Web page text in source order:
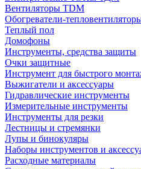
Вентиляторы TDM
Обогреватели-
Теплый пол
Домофоны
Инструменты, средства защиты
Очки защитные
Инструмент для быстрого
Выжигатели и аксессуары
Гидравлические инструменты
Измерительные инструменты
Инструменты для резки
Лестницы и стремянки
Лупы и бинокуляры
Наборы инструментов и
Расходные материалы